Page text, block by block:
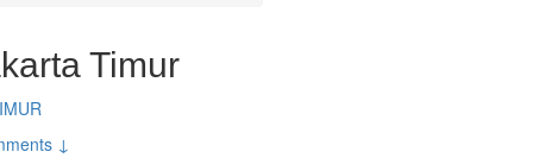
Timur
↓